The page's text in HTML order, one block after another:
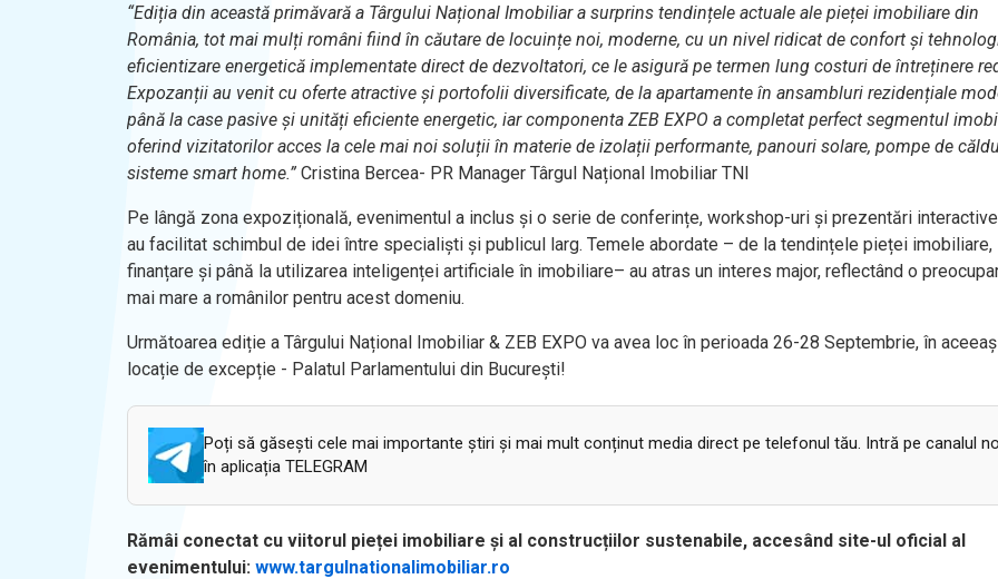
“Ediția din această primăvară a Târgului Național Imobiliar a surprins tendințele actuale ale pieței imobiliare din
România, tot mai mulți români fiind în căutare de locuințe noi, moderne, cu un nivel ridicat de confort și
eficientizare energetică implementate direct de dezvoltatori, ce le asigură pe termen lung costuri de întreținere
Expozanții au venit cu oferte atractive și portofolii diversificate, de la apartamente în ansambluri rezidențiale
până la case pasive și unități eficiente energetic, iar componenta ZEB EXPO a completat perfect segmentul
oferind vizitatorilor acces la cele mai noi soluții în materie de izolații performante, panouri solare, pompe de
sisteme smart home.” Cristina Bercea- PR Manager Târgul Național Imobiliar TNI
Pe lângă zona expozițională, evenimentul a inclus și o serie de conferințe, workshop-uri și prezentări
au facilitat schimbul de idei între specialiști și publicul larg. Temele abordate – de la tendințele pieței imobiliare,
finanțare și până la utilizarea inteligenței artificiale în imobiliare– au atras un interes major, reflectând o
mai mare a românilor pentru acest domeniu.
Următoarea ediție a Târgului Național Imobiliar & ZEB EXPO va avea loc în perioada 26-28 Septembrie, în
locație de excepție - Palatul Parlamentului din București!
Poți să găsești cele mai importante știri și mai mult conținut media direct pe telefonul tău. Intră pe canalul
în aplicația TELEGRAM
Rămâi conectat cu viitorul pieței imobiliare și al construcțiilor sustenabile, accesând site-ul oficial al
evenimentului: www.targulnationalimobiliar.ro